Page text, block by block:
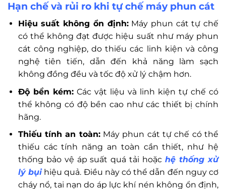
Hạn chế và rủi ro khi tự chế máy phun cát
Hiệu suất không ổn định:Máy phun cát tự chế
có thể không đạt được hiệu suất như máy phun
cát công nghiệp, do thiếu các linh kiện và công
nghệ tiên tiến, dẫn đến khả năng làm sạch
không đồng đều và tốc độ xử lý chậm hơn.
Độ bền kém:Các vật liệu và linh kiện tự chế có
thể không có độ bền cao như các thiết bị chính
hãng.
Thiếu tính an toàn:Máy phun cát tự chế có thể
thiếu các tính năng an toàn cần thiết, như hệ
thống bảo vệ áp suất quá tải hoặchệ thống xử
lý bụihiệu quả. Điều này có thể dẫn đến nguy cơ
cháy nổ, tai nạn do áp lực khí nén không ổn định,